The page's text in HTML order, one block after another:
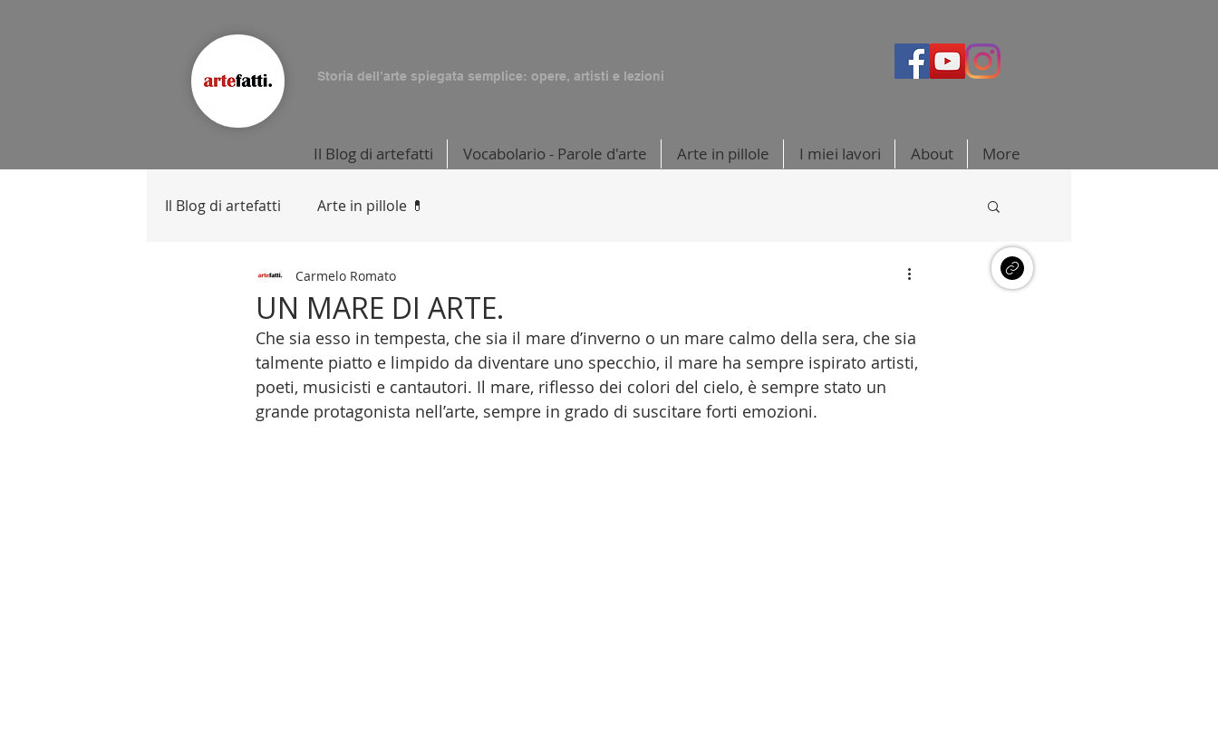
Storia dell’arte spiegata semplice: opere, artisti e lezioni
Il Blog di artefatti Vocabolario - Parole d'arte Arte in pillole I miei lavori About More
Il Blog di artefatti Arte in pillole 💊
UN MARE DI ARTE.
Carmelo Romato
Che sia esso in tempesta, che sia il mare d’inverno o un mare calmo della sera, che sia
talmente piatto e limpido da diventare uno specchio, il mare ha sempre ispirato artisti,
poeti, musicisti e cantautori. Il mare, riflesso dei colori del cielo, è sempre stato un
grande protagonista nell’arte, sempre in grado di suscitare forti emozioni.